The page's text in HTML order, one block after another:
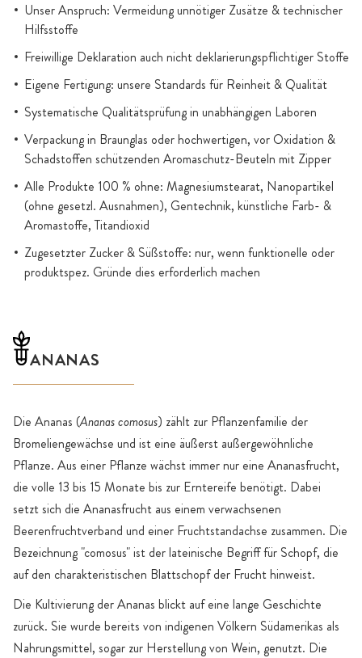
Unser Anspruch: Vermeidung unnötiger Zusätze & technischer
Hilfsstoffe
Freiwillige Deklaration auch nicht deklarierungspflichtiger Stoffe
Eigene Fertigung: unsere Standards für Reinheit & Qualität
Systematische Qualitätsprüfung in unabhängigen Laboren
Verpackung in Braunglas oder hochwertigen, vor Oxidation &
Schadstoffen schützenden Aromaschutz-Beuteln mit Zipper
Alle Produkte 100 % ohne: Magnesiumstearat, Nanopartikel
(ohne gesetzl. Ausnahmen), Gentechnik, künstliche Farb- &
Aromastoffe, Titandioxid
Zugesetzter Zucker & Süßstoffe: nur, wenn funktionelle oder
produktspez. Gründe dies erforderlich machen
ANANAS
Die Ananas (Ananas comosus) zählt zur Pflanzenfamilie der
Bromeliengewächse und ist eine äußerst außergewöhnliche
Pflanze. Aus einer Pflanze wächst immer nur eine Ananasfrucht,
die volle 13 bis 15 Monate bis zur Erntereife benötigt. Dabei
setzt sich die Ananasfrucht aus einem verwachsenen
Beerenfruchtverband und einer Fruchtstandachse zusammen. Die
Bezeichnung "comosus" ist der lateinische Begriff für Schopf, die
auf den charakteristischen Blattschopf der Frucht hinweist.
Die Kultivierung der Ananas blickt auf eine lange Geschichte
zurück. Sie wurde bereits von indigenen Völkern Südamerikas als
Nahrungsmittel, sogar zur Herstellung von Wein, genutzt. Die